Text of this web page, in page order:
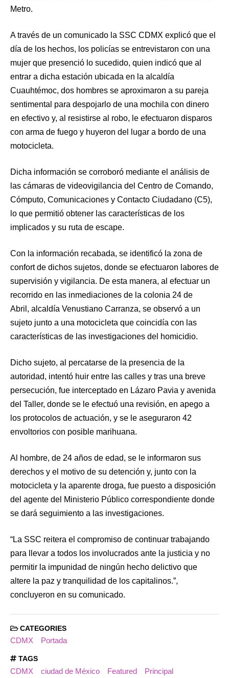
Metro.
A través de un comunicado la SSC CDMX explicó que el
día de los hechos, los policías se entrevistaron con una
mujer que presenció lo sucedido, quien indicó que al
entrar a dicha estación ubicada en la alcaldía
Cuauhtémoc, dos hombres se aproximaron a su pareja
sentimental para despojarlo de una mochila con dinero
en efectivo y, al resistirse al robo, le efectuaron disparos
con arma de fuego y huyeron del lugar a bordo de una
motocicleta.
Dicha información se corroboró mediante el análisis de
las cámaras de videovigilancia del Centro de Comando,
Cómputo, Comunicaciones y Contacto Ciudadano (C5),
lo que permitió obtener las características de los
implicados y su ruta de escape.
Con la información recabada, se identificó la zona de
confort de dichos sujetos, donde se efectuaron labores de
supervisión y vigilancia. De esta manera, al efectuar un
recorrido en las inmediaciones de la colonia 24 de
Abril, alcaldía Venustiano Carranza, se observó a un
sujeto junto a una motocicleta que coincidía con las
características de las investigaciones del homicidio.
Dicho sujeto, al percatarse de la presencia de la
autoridad, intentó huir entre las calles y tras una breve
persecución, fue interceptado en Lázaro Pavia y avenida
del Taller, donde se le efectuó una revisión, en apego a
los protocolos de actuación, y se le aseguraron 42
envoltorios con posible marihuana.
Al hombre, de 24 años de edad, se le informaron sus
derechos y el motivo de su detención y, junto con la
motocicleta y la aparente droga, fue puesto a disposición
del agente del Ministerio Público correspondiente donde
se dará seguimiento a las investigaciones.
“La SSC reitera el compromiso de continuar trabajando
para llevar a todos los involucrados ante la justicia y no
permitir la impunidad de ningún hecho delictivo que
altere la paz y tranquilidad de los capitalinos.”,
concluyeron en su comunicado.
CATEGORIES
CDMX Portada
TAGS
CDMX ciudad de México Featured Principal